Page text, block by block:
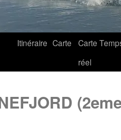
Itinéraire Carte
Carte
réel